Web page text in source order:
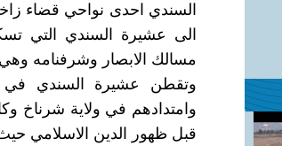
السندي احدى نواحي قضاء
الى عشيرة السندي التي
مسالك الابصار وشرفنامه
وتقطن عشيرة السندي في
وامتدادهم في ولاية شرناخ
قبل ظهور الدين الاسلامي